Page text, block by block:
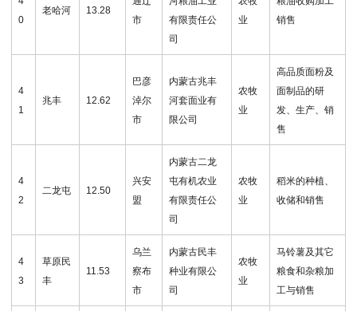
0
老哈河 13.28
市
有限责任公
司
业
销售
4
1
兆丰 12.62
巴彦
淖尔
市
内蒙古兆丰
河套面业有
限公司
农牧
业
高品质面粉及
面制品的研
发、生产、销
售
4
2
二龙屯 12.50
兴安
盟
内蒙古二龙
屯有机农业
有限责任公
司
农牧
业
稻米的种植、
收储和销售
4
3
草原民
丰
11.53
乌兰
察布
市
内蒙古民丰
种业有限公
司
农牧
业
马铃薯及其它
粮食和杂粮加
工与销售